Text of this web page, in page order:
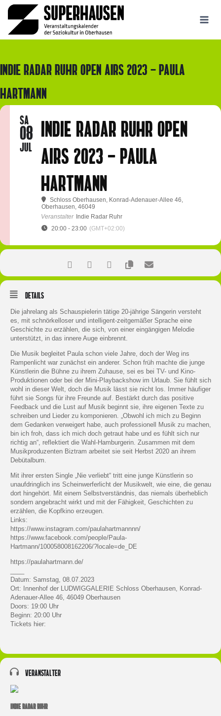
Zum
Inhalt
springen
INDIE RADAR RUHR OPEN AIRS 2023 - PAULA
HARTMANN
SA
08
JUL
INDIE RADAR RUHR OPEN
AIRS 2023 - PAULA
HARTMANN
Schloss Oberhausen, Konrad-Adenauer-Allee 46,
Oberhausen, 46049
Veranstalter Indie Radar Ruhr
20:00 - 23:00 (GMT+02:00)
Details
Die jahrelang als Schauspielerin tätige 20-jährige Sängerin versteht
es, mit schnörkelloser und intelligent-zeitgemäßer Sprache eine
Geschichte zu erzählen, die sich, von einer eingängigen Melodie
unterstützt, in das innere Auge einbrennt.
Die Musik begleitet Paula schon viele Jahre, doch der Weg ins
Rampenlicht war zunächst ein anderer. Schon früh machte die junge
Künstlerin die Bühne zu ihrem Zuhause, sei es bei TV- und Kino-
Produktionen oder bei der Mini-Playbackshow im Urlaub. Sie fühlt sich
wohl in dieser Welt, doch die Musik lässt sie nicht los. Immer häufiger
führt sie Songs für ihre Freunde auf. Bestärkt durch das positive
Feedback und die Lust auf Musik beginnt sie, ihre eigenen Texte zu
schreiben und Lieder zu komponieren. „Obwohl ich mich zu Beginn
dem Gedanken verweigert habe, auch professionell Musik zu machen,
bin ich froh, dass ich mich doch getraut habe und es fühlt sich nur
richtig an“, reflektiert die Wahl-Hamburgerin. Zusammen mit dem
Musikproduzenten Biztram arbeitet sie seit Herbst 2020 an ihrem
Debütalbum.
Mit ihrer ersten Single „Nie verliebt“ tritt eine junge Künstlerin so
unaufdringlich ins Scheinwerferlicht der Musikwelt, wie eine, die genau
dort hingehört. Mit einem Selbstverständnis, das niemals überheblich
sondern angebracht wirkt und mit der Fähigkeit, Geschichten zu
erzählen, die Kopfkino erzeugen.
Links:
https://www.instagram.com/paulahartmannnn/
https://www.facebook.com/people/Paula-
Hartmann/100058008162206/?locale=de_DE
https://paulahartmann.de/
Datum: Samstag, 08.07.2023
Ort: Innenhof der LUDWIGGALERIE Schloss Oberhausen, Konrad-
Adenauer-Allee 46, 46049 Oberhausen
Doors: 19:00 Uhr
Beginn: 20:00 Uhr
Tickets hier:
Veranstalter
INDIE RADAR RUHR